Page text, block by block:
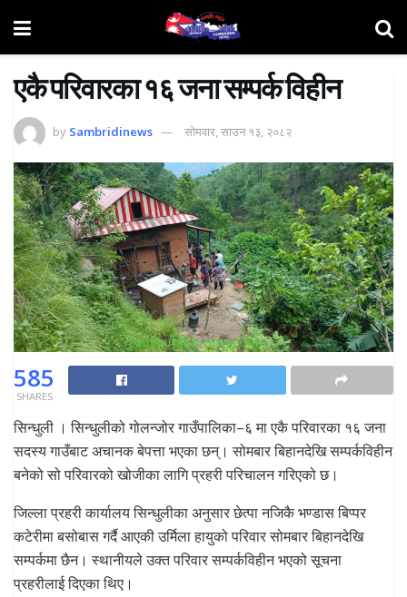
एकै परिवारका १६ जना सम्पर्क विहीन
by Sambridinews सोमवार, साउन १३, २०८२
585
SHARES
सिन्धुली । सिन्धुलीको गोलन्जोर गाउँपालिका–६ मा एकै परिवारका १६ जना
सदस्य गाउँबाट अचानक बेपत्ता भएका छन्। सोमबार बिहानदेखि सम्पर्कविहीन
बनेको सो परिवारको खोजीका लागि प्रहरी परिचालन गरिएको छ।
जिल्ला प्रहरी कार्यालय सिन्धुलीका अनुसार छेत्पा नजिकै भण्डास बिप्पर
कटेरीमा बसोबास गर्दै आएकी उर्मिला हायुको परिवार सोमबार बिहानदेखि
सम्पर्कमा छैन। स्थानीयले उक्त परिवार सम्पर्कविहीन भएको सूचना
प्रहरीलाई दिएका थिए।